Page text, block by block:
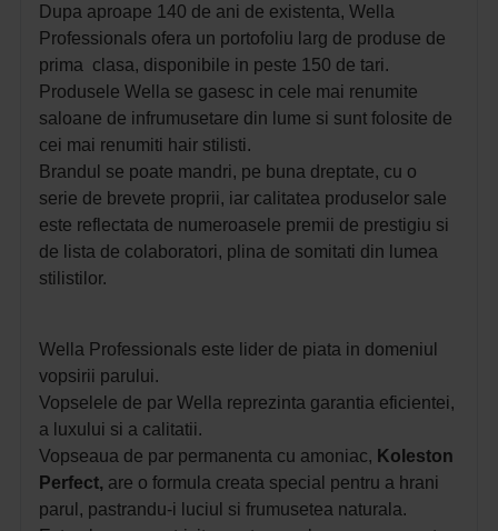
Dupa aproape 140 de ani de existenta, Wella
Professionals ofera un portofoliu larg de produse de
prima clasa, disponibile in peste 150 de tari.
Produsele Wella se gasesc in cele mai renumite
saloane de infrumusetare din lume si sunt folosite de
cei mai renumiti hair stilisti.
Brandul se poate mandri, pe buna dreptate, cu o
serie de brevete proprii, iar calitatea produselor sale
este reflectata de numeroasele premii de prestigiu si
de lista de colaboratori, plina de somitati din lumea
stilistilor.
Wella Professionals este lider de piata in domeniul
vopsirii parului.
Vopselele de par Wella reprezinta garantia eficientei,
a luxului si a calitatii.
Vopseaua de par permanenta cu amoniac, Koleston
Perfect, are o formula creata special pentru a hrani
parul, pastrandu-i luciul si frumusetea naturala.